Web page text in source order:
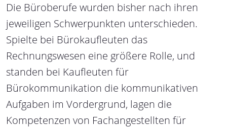
Die Büroberufe wurden bisher nach ihren
jeweiligen Schwerpunkten unterschieden.
Spielte bei Bürokaufleuten das
Rechnungswesen eine größere Rolle, und
standen bei Kaufleuten für
Bürokommunikation die kommunikativen
Aufgaben im Vordergrund, lagen die
Kompetenzen von Fachangestellten für